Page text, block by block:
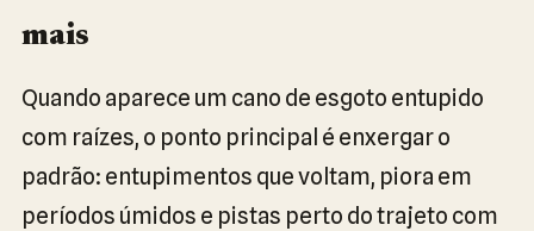
mais
Quando aparece um cano de esgoto entupido
com raízes, o ponto principal é enxergar o
padrão: entupimentos que voltam, piora em
períodos úmidos e pistas perto do trajeto com